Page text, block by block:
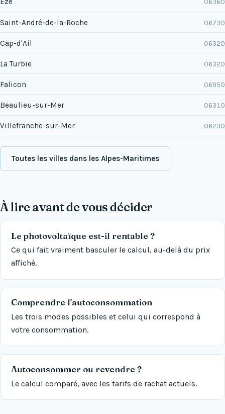
06360
Saint-André-de-la-Roche 06730
Cap-d'Ail 06320
La Turbie 06320
Falicon 06950
Beaulieu-sur-Mer 06310
Villefranche-sur-Mer 06230
Toutes les villes dans les Alpes-Maritimes
À lire avant de vous décider
Le photovoltaïque est-il rentable ?
Ce qui fait vraiment basculer le calcul, au-delà du prix
affiché.
Comprendre l'autoconsommation
Les trois modes possibles et celui qui correspond à
votre consommation.
Autoconsommer ou revendre ?
Le calcul comparé, avec les tarifs de rachat actuels.